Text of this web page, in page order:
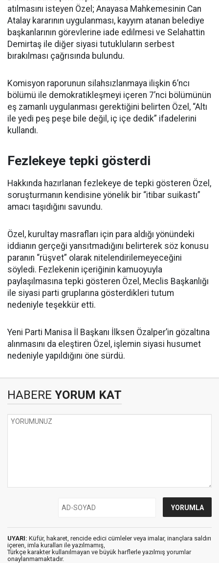
atılmasını isteyen Özel; Anayasa Mahkemesinin Can
Atalay kararının uygulanması, kayyım atanan belediye
başkanlarının görevlerine iade edilmesi ve Selahattin
Demirtaş ile diğer siyasi tutukluların serbest
bırakılması çağrısında bulundu.
Komisyon raporunun silahsızlanmaya ilişkin 6’ncı
bölümü ile demokratikleşmeyi içeren 7’nci bölümünün
eş zamanlı uygulanması gerektiğini belirten Özel, “Altı
ile yedi peş peşe bile değil, iç içe dedik” ifadelerini
kullandı.
Fezlekeye tepki gösterdi
Hakkında hazırlanan fezlekeye de tepki gösteren Özel,
soruşturmanın kendisine yönelik bir “itibar suikastı”
amacı taşıdığını savundu.
Özel, kurultay masrafları için para aldığı yönündeki
iddianın gerçeği yansıtmadığını belirterek söz konusu
paranın “rüşvet” olarak nitelendirilemeyeceğini
söyledi. Fezlekenin içeriğinin kamuoyuyla
paylaşılmasına tepki gösteren Özel, Meclis Başkanlığı
ile siyasi parti gruplarına gösterdikleri tutum
nedeniyle teşekkür etti.
Yeni Parti Manisa İl Başkanı İlksen Özalper’in gözaltına
alınmasını da eleştiren Özel, işlemin siyasi husumet
nedeniyle yapıldığını öne sürdü.
HABERE YORUM KAT
UYARI: Küfür, hakaret, rencide edici cümleler veya imalar, inançlara saldırı
içeren, imla kuralları ile yazılmamış,
Türkçe karakter kullanılmayan ve büyük harflerle yazılmış yorumlar
onaylanmamaktadır.